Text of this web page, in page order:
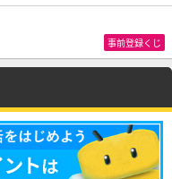
事前登録くじ